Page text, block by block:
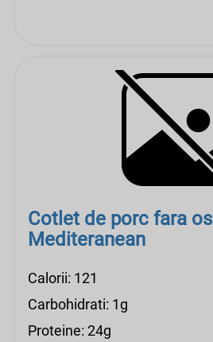
Cotlet de porc fara os
Mediteranean
Calorii: 121
Carbohidrati: 1g
Proteine: 24g